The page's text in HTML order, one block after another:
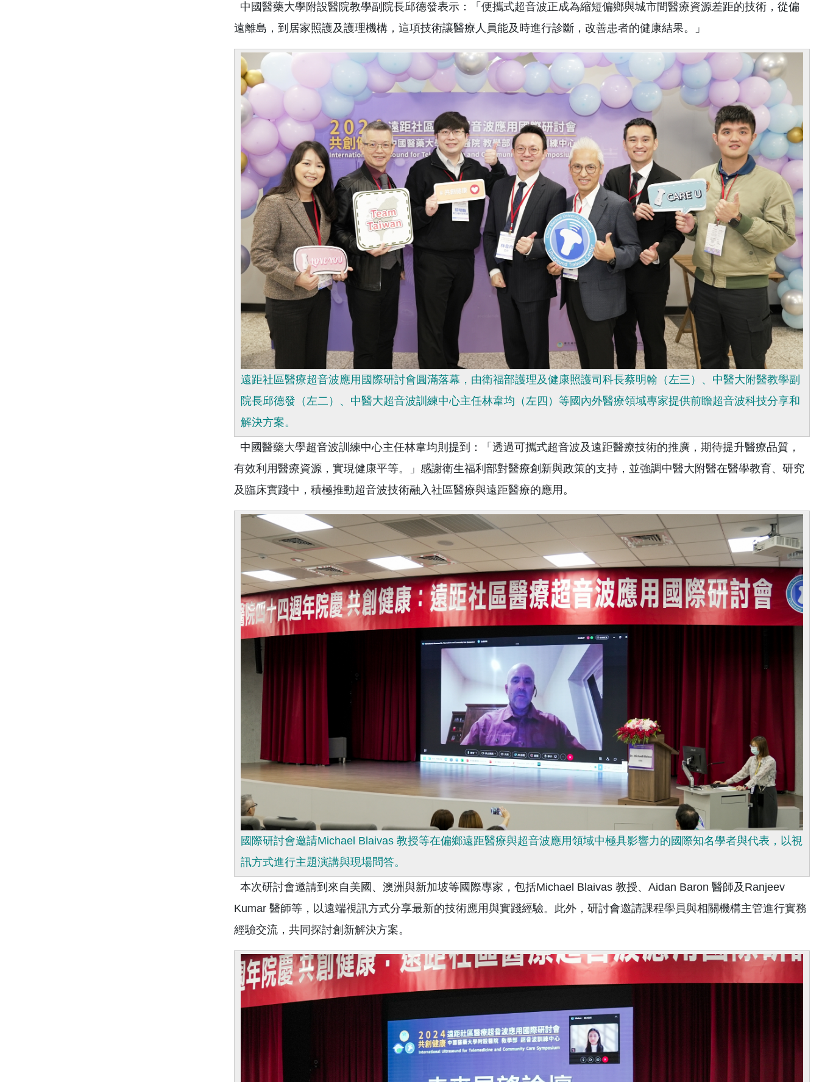
中國醫藥大學附設醫院教學副院長邱德發表示：「便攜式超音波正成為縮短偏鄉與城市間醫療資源差距的技術，從偏
遠離島，到居家照護及護理機構，這項技術讓醫療人員能及時進行診斷，改善患者的健康結果。」
遠距社區醫療超音波應用國際研討會圓滿落幕，由衛福部護理及健康照護司科長蔡明翰（左三）、中醫大附醫教學副
院長邱德發（左二）、中醫大超音波訓練中心主任林韋均（左四）等國內外醫療領域專家提供前瞻超音波科技分享和
解決方案。
中國醫藥大學超音波訓練中心主任林韋均則提到：「透過可攜式超音波及遠距醫療技術的推廣，期待提升醫療品質，
有效利用醫療資源，實現健康平等。」感謝衛生福利部對醫療創新與政策的支持，並強調中醫大附醫在醫學教育、研究
及臨床實踐中，積極推動超音波技術融入社區醫療與遠距醫療的應用。
國際研討會邀請Michael Blaivas 教授等在偏鄉遠距醫療與超音波應用領域中極具影響力的國際知名學者與代表，以視
訊方式進行主題演講與現場問答。
本次研討會邀請到來自美國、澳洲與新加坡等國際專家，包括Michael Blaivas 教授、Aidan Baron 醫師及Ranjeev
Kumar 醫師等，以遠端視訊方式分享最新的技術應用與實踐經驗。此外，研討會邀請課程學員與相關機構主管進行實務
經驗交流 ，共同探討創新解決方案。